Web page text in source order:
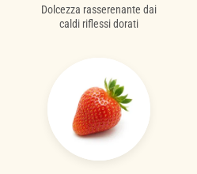
Dolcezza rasserenante dai
caldi riflessi dorati